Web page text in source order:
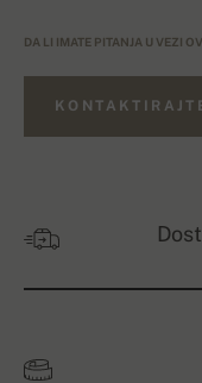
DA LI IMATE PITANJA U VEZI